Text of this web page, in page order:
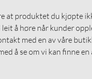
at produktet du kjøpte
å høre når kunder
med en av våre
å se om vi kan finne